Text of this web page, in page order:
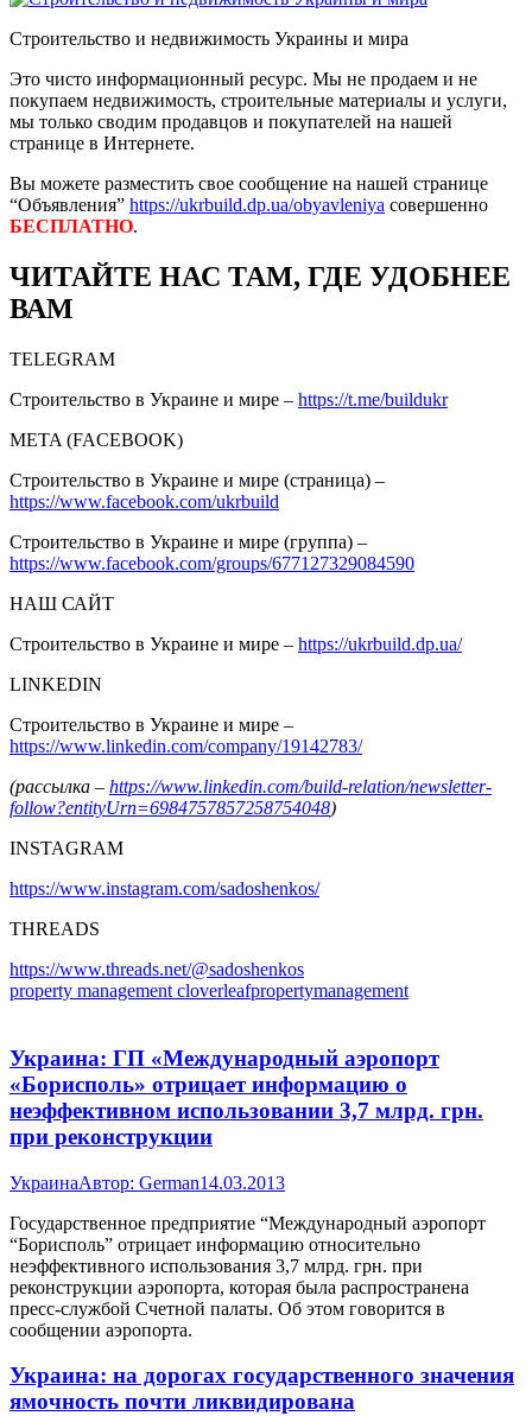
Строительство и недвижимость Украины и мира
Это чисто информационный ресурс. Мы не продаем и не
покупаем недвижимость, строительные материалы и услуги,
мы только сводим продавцов и покупателей на нашей
странице в Интернете.
Вы можете разместить свое сообщение на нашей странице
“Объявления” https://ukrbuild.dp.ua/obyavleniya совершенно
БЕСПЛАТНО.
ЧИТАЙТЕ НАС ТАМ, ГДЕ УДОБНЕЕ
ВАМ
TELEGRAM
Строительство в Украине и мире – https://t.me/buildukr
META (FACEBOOK)
Строительство в Украине и мире (страница) –
https://www.facebook.com/ukrbuild
Строительство в Украине и мире (группа) –
https://www.facebook.com/groups/677127329084590
НАШ САЙТ
Строительство в Украине и мире – https://ukrbuild.dp.ua/
LINKEDIN
Строительство в Украине и мире –
https://www.linkedin.com/company/19142783/
(рассылка – https://www.linkedin.com/build-relation/newsletter-
follow?entityUrn=6984757857258754048)
INSTAGRAM
https://www.instagram.com/sadoshenkos/
THREADS
https://www.threads.net/@sadoshenkos
property management cloverleafpropertymanagement
Украина: ГП «Международный аэропорт
«Борисполь» отрицает информацию о
неэффективном использовании 3,7 млрд. грн.
при реконструкции
УкраинаАвтор: German14.03.2013
Государственное предприятие “Международный аэропорт
“Борисполь” отрицает информацию относительно
неэффективного использования 3,7 млрд. грн. при
реконструкции аэропорта, которая была распространена
пресс-службой Счетной палаты. Об этом говорится в
сообщении аэропорта.
Украина: на дорогах государственного значения
ямочность почти ликвидирована